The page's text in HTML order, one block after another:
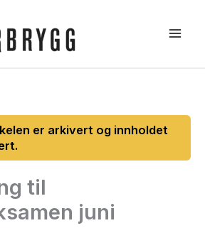
til
juni